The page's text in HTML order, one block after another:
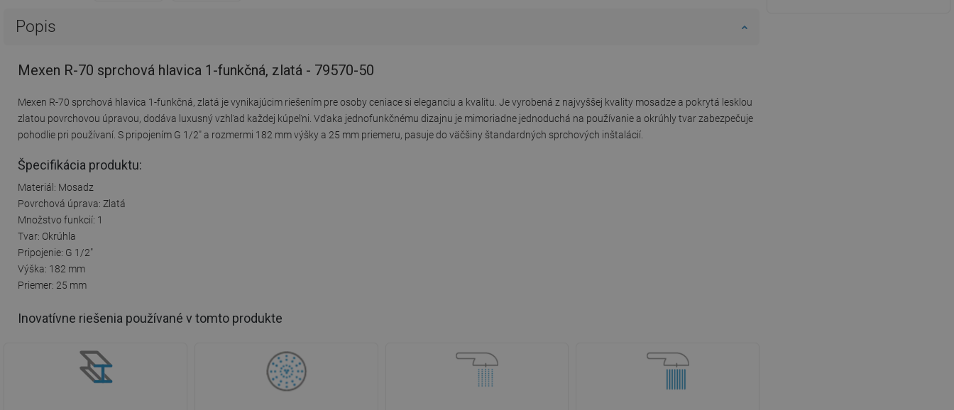
Popis
Mexen R-70 sprchová hlavica 1-funkčná, zlatá - 79570-50
Mexen R-70 sprchová hlavica 1-funkčná, zlatá je vynikajúcim riešením pre osoby ceniace si eleganciu a kvalitu. Je vyrobená z najvyššej kvality mosadze a pokrytá lesklou
zlatou povrchovou úpravou, dodáva luxusný vzhľad každej kúpeľni. Vďaka jednofunkčnému dizajnu je mimoriadne jednoduchá na používanie a okrúhly tvar zabezpečuje
pohodlie pri používaní. S pripojením G 1/2" a rozmermi 182 mm výšky a 25 mm priemeru, pasuje do väčšiny štandardných sprchových inštalácií.
Špecifikácia produktu:
Materiál: Mosadz
Povrchová úprava: Zlatá
Množstvo funkcií: 1
Tvar: Okrúhla
Pripojenie: G 1/2"
Výška: 182 mm
Priemer: 25 mm
Inovatívne riešenia používané v tomto produkte